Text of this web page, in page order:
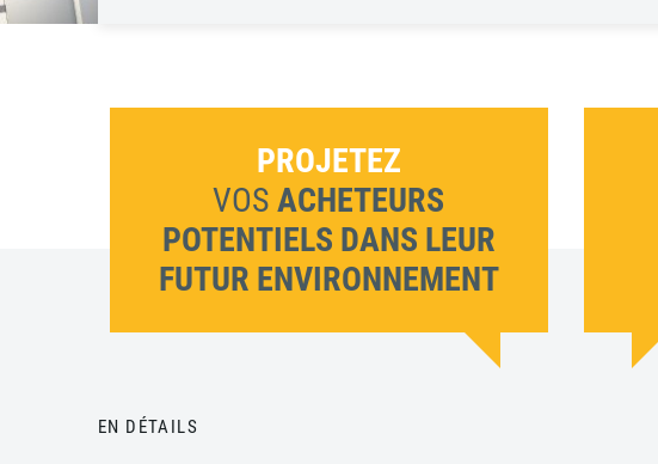
PROJETEZ
VOSACHETEURS
POTENTIELS DANS LEUR
FUTUR ENVIRONNEMENT
EN DÉTAILS